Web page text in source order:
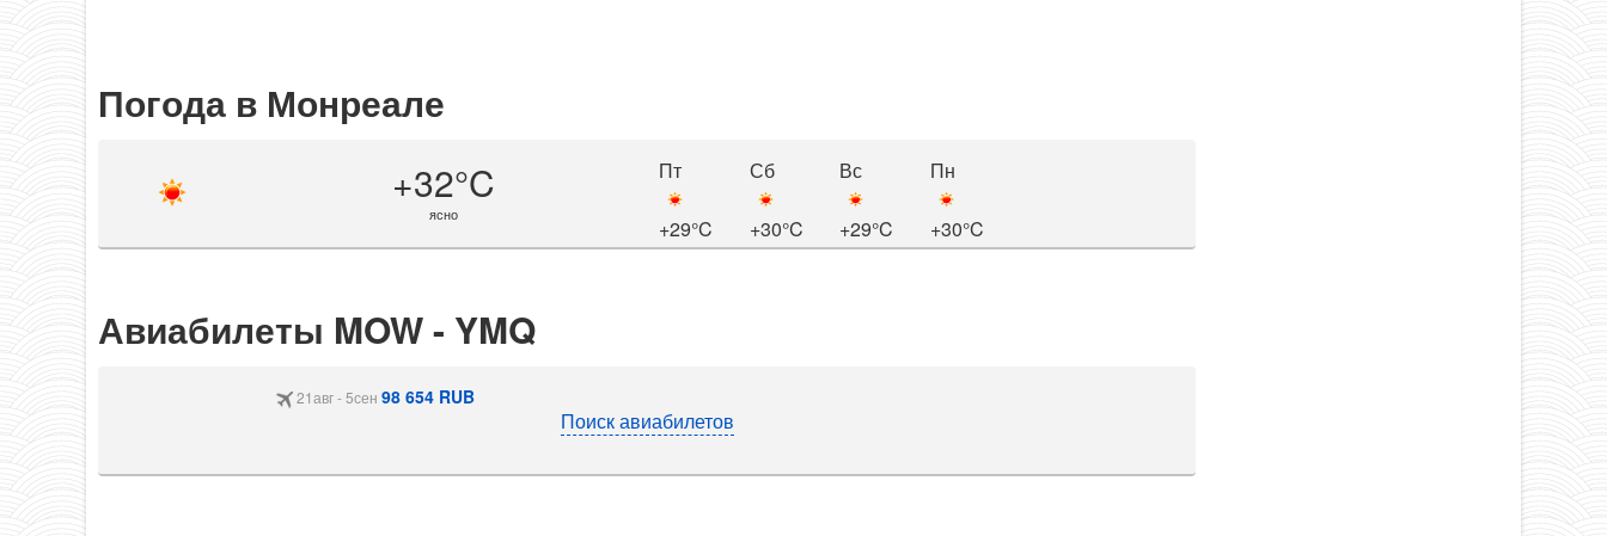
Погода в Монреале
+32°C
ясно
Пт
+29°C
Сб
+30°C
Вс
+29°C
Пн
+30°C
Авиабилеты MOW - YMQ
21авг - 5сен 98 654 RUB
Поиск авиабилетов